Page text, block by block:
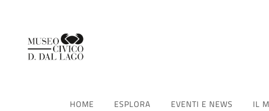
HOME ESPLORA EVENTI E NEWS IL